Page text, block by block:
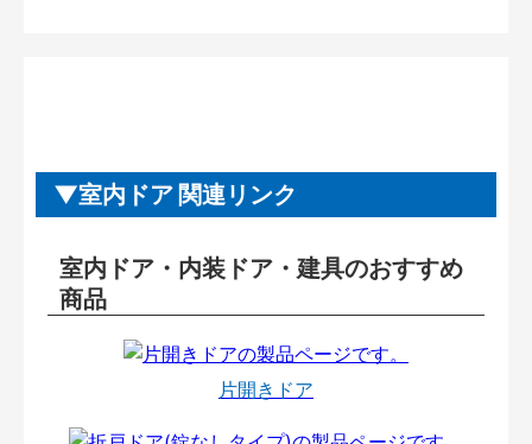
室内ドア 関連リンク
室内ドア・内装ドア・建具のおすすめ
商品
片開きドア